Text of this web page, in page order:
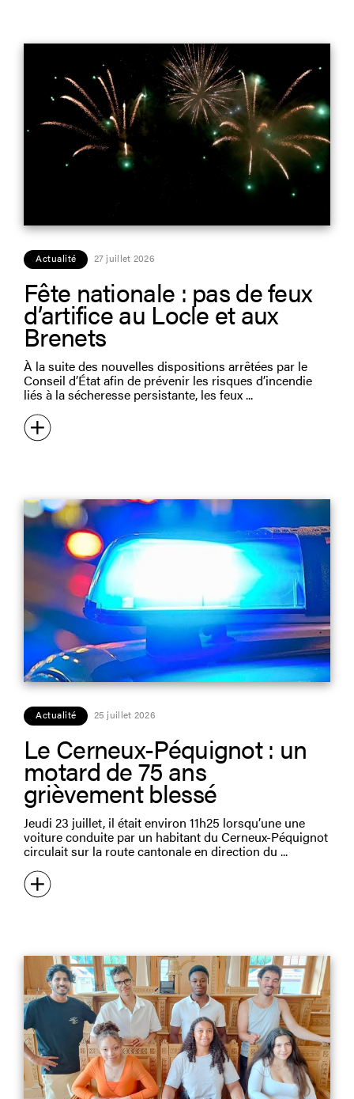
Actualité 27 juillet 2026
Fête nationale : pas de feux
d’artifice au Locle et aux
Brenets
À la suite des nouvelles dispositions arrêtées par le
Conseil d’État afin de prévenir les risques d’incendie
liés à la sécheresse persistante, les feux
Actualité 25 juillet 2026
Le Cerneux-Péquignot : un
motard de 75 ans
grièvement blessé
Jeudi 23 juillet, il était environ 11h25 lorsqu’une une
voiture conduite par un habitant du Cerneux-Péquignot
circulait sur la route cantonale en direction du